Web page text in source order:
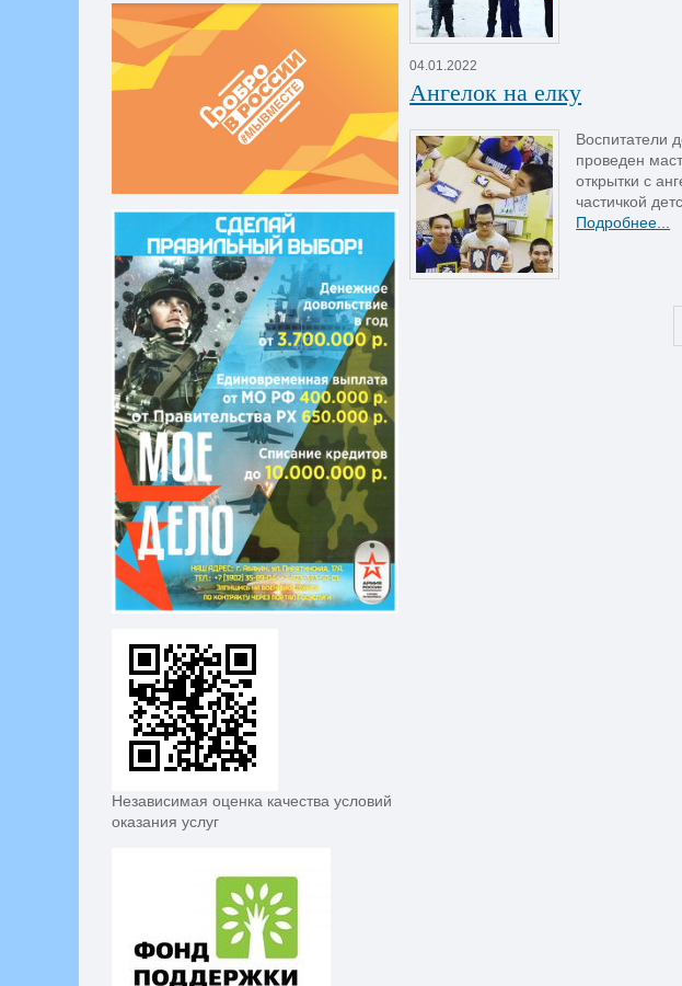
Независимая оценка качества условий
оказания услуг
04.01.2022
Ангелок на елку
Воспитатели
проведен
открытки с
частичкой
Подробнее...